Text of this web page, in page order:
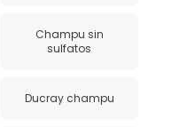
Champu sin
sulfatos
Ducray champu